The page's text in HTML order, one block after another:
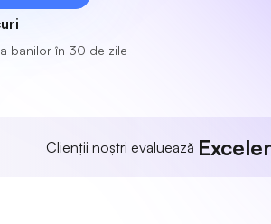
banilor în 30 de zile
Clienții noștri evaluează